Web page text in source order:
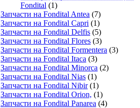
Fondital (1)
Запчасти на Fondital Antea (7)
Запчасти на Fondital Capri (1)
Запчасти на Fondital Delfis (5)
Запчасти на Fondital Flores (3)
Запчасти на Fondital Formentera (3)
Запчасти на Fondital Itaca (3)
Запчасти на Fondital Minorca (2)
Запчасти на Fondital Nias (1)
Запчасти на Fondital Nibir (1)
Запчасти на Fondital Orion, (1)
Запчасти на Fondital Panarea (4)